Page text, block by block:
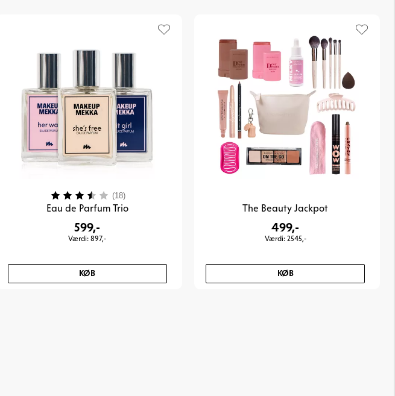
Eau de Parfum Trio
599,-
Værdi: 897,-
KØB
Vurdering: (18)3.8 ud af 5 stjerner
The Beauty Jackpot
499,-
Værdi: 2545,-
KØB